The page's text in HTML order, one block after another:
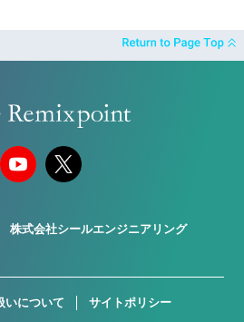
株式会社シールエンジニアリング
いについて サイトポリシー